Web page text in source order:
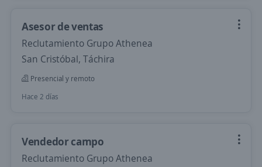
Asesor de ventas
Reclutamiento Grupo Athenea
San Cristóbal, Táchira
Presencial y remoto
Hace 2 días
Vendedor campo
Reclutamiento Grupo Athenea